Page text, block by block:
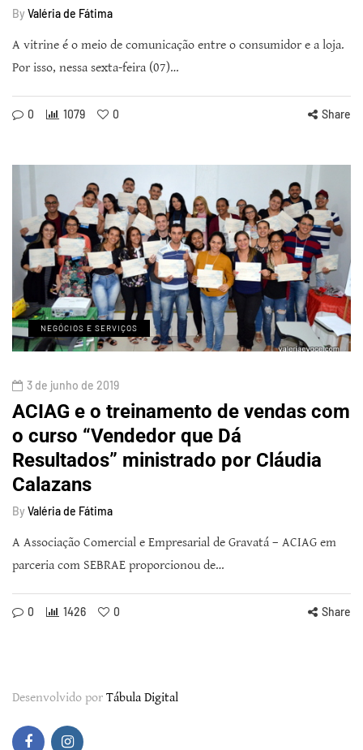
By Valéria de Fátima
A vitrine é o meio de comunicação entre o consumidor e a loja.
Por isso, nessa sexta-feira (07)…
0 1079 0 Share
NEGÓCIOS E SERVIÇOS
3 de junho de 2019
ACIAG e o treinamento de vendas com
o curso “Vendedor que Dá
Resultados” ministrado por Cláudia
Calazans
By Valéria de Fátima
A Associação Comercial e Empresarial de Gravatá – ACIAG em
parceria com SEBRAE proporcionou de…
0 1426 0 Share
Desenvolvido por Tábula Digital